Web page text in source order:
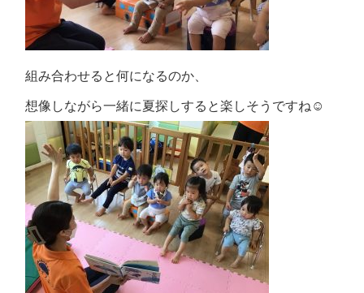
組み合わせると何になるのか、
想像しながら一緒に夏探しすると楽しそうですね☺